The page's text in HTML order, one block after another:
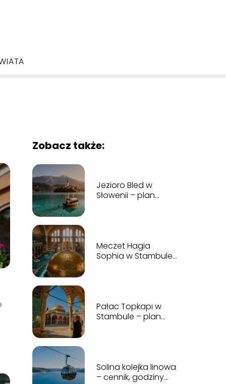
Zobacz także:
Jezioro Bled w
Słowenii – plan
Meczet Hagia
Sophia w Stambule
Pałac Topkapı w
Stambule – plan
Solina kolejka linowa
– cennik, godziny